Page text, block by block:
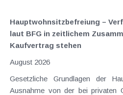
Hauptwohnsitz​­befreiung –
laut BFG in zeitlichem
Kaufvertrag stehen
August 2026
Gesetzliche Grundlagen der
Ausnahme von der bei privaten